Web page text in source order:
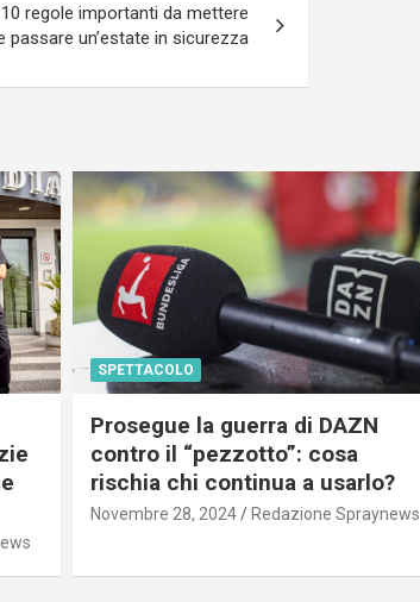
regole importanti da mettere
passare un’estate in sicurezza
SPETTACOLO
Prosegue la guerra di DAZN
contro il “pezzotto”: cosa
rischia chi continua a usarlo?
Novembre 28, 2024 Redazione Spraynews